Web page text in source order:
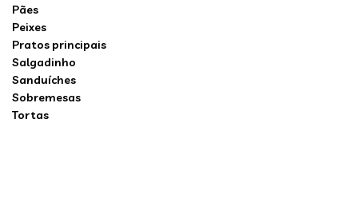
Pães
Peixes
Pratos principais
Salgadinho
Sanduíches
Sobremesas
Tortas